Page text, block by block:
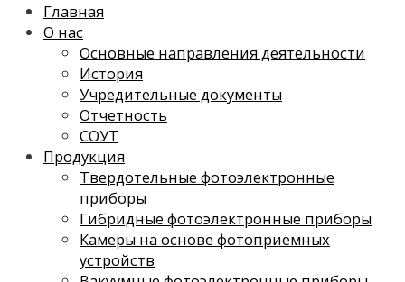
Главная
О нас
Основные направления деятельности
История
Учредительные документы
Отчетность
СОУТ
Продукция
Твердотельные фотоэлектронные
приборы
Гибридные фотоэлектронные приборы
Камеры на основе фотоприемных
устройств